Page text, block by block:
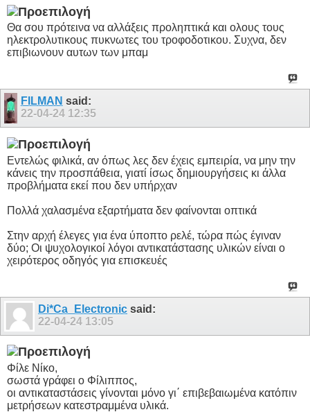
Θα σου πρότεινα να αλλάξεις προληπτικά και ολους τους
ηλεκτρολυτικους πυκνωτες του τροφοδοτικου. Συχνα, δεν
επιβιωνουν αυτων των μπαμ
FILMAN said:
22-04-24 12:35
Εντελώς φιλικά, αν όπως λες δεν έχεις εμπειρία, να μην την
κάνεις την προσπάθεια, γιατί ίσως δημιουργήσεις κι άλλα
προβλήματα εκεί που δεν υπήρχαν
Πολλά χαλασμένα εξαρτήματα δεν φαίνονται οπτικά
Στην αρχή έλεγες για ένα ύποπτο ρελέ, τώρα πώς έγιναν
δύο; Οι ψυχολογικοί λόγοι αντικατάστασης υλικών είναι ο
χειρότερος οδηγός για επισκευές
Di*Ca_Electronic said:
22-04-24 13:05
Φίλε Νίκο,
σωστά γράφει ο Φίλιππος,
οι αντικαταστάσεις γίνονται μόνο γι΄ επιβεβαιωμένα κατόπιν
μετρήσεων κατεστραμμένα υλικά.